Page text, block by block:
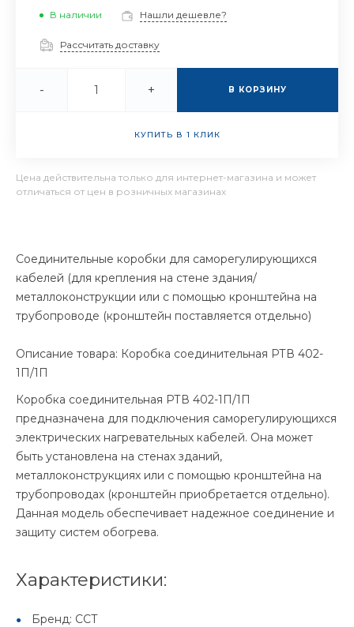
В наличии Нашли дешевле?
Рассчитать доставку
- + В КОРЗИНУ
КУПИТЬ В 1 КЛИК
Цена действительна только для интернет-магазина и может
отличаться от цен в розничных магазинах
Соединительные коробки для саморегулирующихся
кабелей (для крепления на стене здания/
металлоконструкции или с помощью кронштейна на
трубопроводе (кронштейн поставляется отдельно)
Описание товара: Коробка соединительная РТВ 402-
1П/1П
Коробка соединительная РТВ 402-1П/1П
предназначена для подключения саморегулирующихся
электрических нагревательных кабелей. Она может
быть установлена на стенах зданий,
металлоконструкциях или с помощью кронштейна на
трубопроводах (кронштейн приобретается отдельно).
Данная модель обеспечивает надежное соединение и
защиту систем обогрева.
Характеристики:
Бренд: ССТ